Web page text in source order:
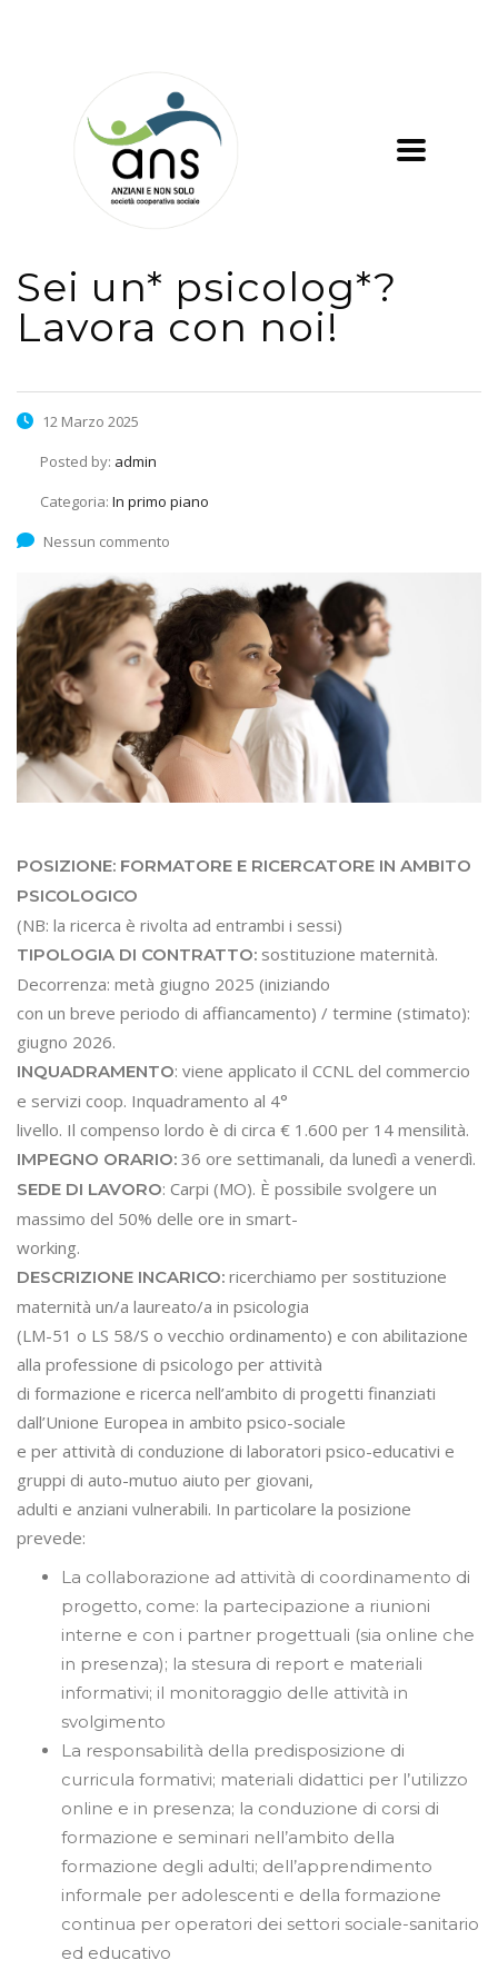
Sei un* psicolog*?
Lavora con noi!
12 Marzo 2025
Posted by: admin
Categoria: In primo piano
Nessun commento
POSIZIONE: FORMATORE E RICERCATORE IN AMBITO
PSICOLOGICO
(NB: la ricerca è rivolta ad entrambi i sessi)
TIPOLOGIA DI CONTRATTO: sostituzione maternità.
Decorrenza: metà giugno 2025 (iniziando
con un breve periodo di affiancamento) / termine (stimato):
giugno 2026.
INQUADRAMENTO: viene applicato il CCNL del commercio
e servizi coop. Inquadramento al 4°
livello. Il compenso lordo è di circa € 1.600 per 14 mensilità.
IMPEGNO ORARIO: 36 ore settimanali, da lunedì a venerdì.
SEDE DI LAVORO: Carpi (MO). È possibile svolgere un
massimo del 50% delle ore in smart-
working.
DESCRIZIONE INCARICO: ricerchiamo per sostituzione
maternità un/a laureato/a in psicologia
(LM-51 o LS 58/S o vecchio ordinamento) e con abilitazione
alla professione di psicologo per attività
di formazione e ricerca nell’ambito di progetti finanziati
dall’Unione Europea in ambito psico-sociale
e per attività di conduzione di laboratori psico-educativi e
gruppi di auto-mutuo aiuto per giovani,
adulti e anziani vulnerabili. In particolare la posizione
prevede:
La collaborazione ad attività di coordinamento di
progetto, come: la partecipazione a riunioni
interne e con i partner progettuali (sia online che
in presenza); la stesura di report e materiali
informativi; il monitoraggio delle attività in
svolgimento
La responsabilità della predisposizione di
curricula formativi; materiali didattici per l’utilizzo
online e in presenza; la conduzione di corsi di
formazione e seminari nell’ambito della
formazione degli adulti; dell’apprendimento
informale per adolescenti e della formazione
continua per operatori dei settori sociale-sanitario
ed educativo